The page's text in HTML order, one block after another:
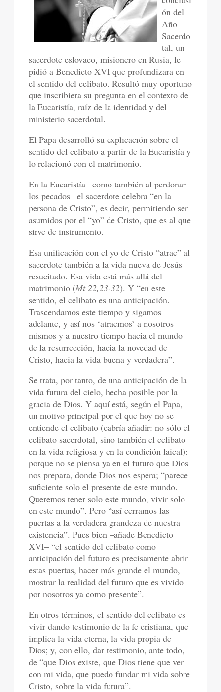
ón del
Año
Sacerdo
tal, un
sacerdote eslovaco, misionero en Rusia, le
pidió a Benedicto XVI que profundizara en
el sentido del celibato. Resultó muy oportuno
que inscribiera su pregunta en el contexto de
la Eucaristía, raíz de la identidad y del
ministerio sacerdotal.
El Papa desarrolló su explicación sobre el
sentido del celibato a partir de la Eucaristía y
lo relacionó con el matrimonio.
En la Eucaristía –como también al perdonar
los pecados– el sacerdote celebra “en la
persona de Cristo”, es decir, permitiendo ser
asumidos por el “yo” de Cristo, que es al que
sirve de instrumento.
Esa unificación con el yo de Cristo “atrae” al
sacerdote también a la vida nueva de Jesús
resucitado. Esa vida está más allá del
matrimonio (Mt 22,23-32). Y “en este
sentido, el celibato es una anticipación.
Trascendamos este tiempo y sigamos
adelante, y así nos ‘atraemos’ a nosotros
mismos y a nuestro tiempo hacia el mundo
de la resurrección, hacia la novedad de
Cristo, hacia la vida buena y verdadera”.
Se trata, por tanto, de una anticipación de la
vida futura del cielo, hecha posible por la
gracia de Dios. Y aquí está, según el Papa,
un motivo principal por el que hoy no se
entiende el celibato (cabría añadir: no sólo el
celibato sacerdotal, sino también el celibato
en la vida religiosa y en la condición laical):
porque no se piensa ya en el futuro que Dios
nos prepara, donde Dios nos espera; “parece
suficiente solo el presente de este mundo.
Queremos tener solo este mundo, vivir solo
en este mundo”. Pero “así cerramos las
puertas a la verdadera grandeza de nuestra
existencia”. Pues bien –añade Benedicto
XVI– “el sentido del celibato como
anticipación del futuro es precisamente abrir
estas puertas, hacer más grande el mundo,
mostrar la realidad del futuro que es vivido
por nosotros ya como presente”.
En otros términos, el sentido del celibato es
vivir dando testimonio de la fe cristiana, que
implica la vida eterna, la vida propia de
Dios; y, con ello, dar testimonio, ante todo,
de “que Dios existe, que Dios tiene que ver
con mi vida, que puedo fundar mi vida sobre
Cristo, sobre la vida futura”.